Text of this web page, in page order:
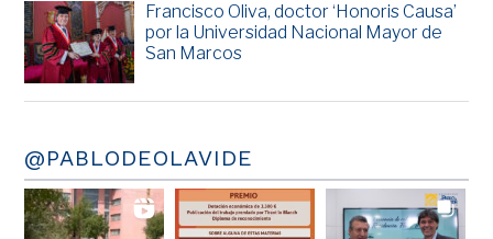
Francisco Oliva, doctor ‘Honoris Causa’
por la Universidad Nacional Mayor de
San Marcos
@PABLODEOLAVIDE